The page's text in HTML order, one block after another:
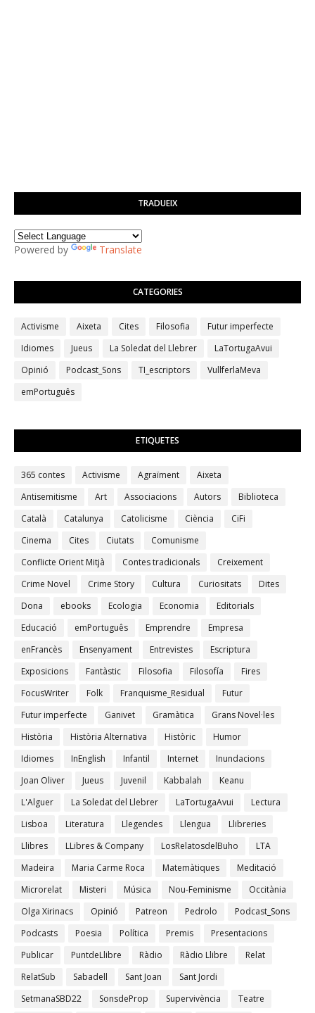
TRADUEIX
Powered by Translate
CATEGORIES
Activisme Aixeta Cites Filosofia
Futur imperfecte
Idiomes
Jueus La Soledat del Llebrer
LaTortugaAvui
Opinió
Podcast_Sons TI_escriptors
VullferlaMeva
emPortuguês
ETIQUETES
365 contes Activisme Agraïment
Aixeta
Antisemitisme
Art Associacions Autors
Biblioteca
Català
Catalunya Catolicisme Ciència
CiFi
Cinema
Cites Ciutats
Comunisme
Conflicte Orient Mitjà
Contes tradicionals
Creixement
Crime Novel
Crime Story Cultura Curiositats
Dites
Dona
ebooks Ecologia Economia
Editorials
Educació
emPortuguês Emprendre
Empresa
enFrancès
Ensenyament Entrevistes
Escriptura
Exposicions
Fantàstic Filosofia Filosofía
Fires
FocusWriter
Folk Franquisme_Residual
Futur
Futur imperfecte
Ganivet Gramàtica
Grans Novel·les
Història
Història Alternativa Històric
Humor
Idiomes
InEnglish Infantil Internet
Inundacions
Joan Oliver
Jueus Juvenil Kabbalah
Keanu
L'Alguer
La Soledat del Llebrer LaTortugaAvui
Lectura
Lisboa
Literatura Llegendes Llengua
Llibreries
Llibres
LLibres & Company LosRelatosdelBuho
LTA
Madeira
Maria Carme Roca Matemàtiques
Meditació
Microrelat
Misteri Música Nou-Feminisme
Occitània
Olga Xirinacs
Opinió Patreon Pedrolo
Podcast_Sons
Podcasts
Poesia Política Premis
Presentacions
Publicar
PuntdeLlibre Ràdio Ràdio Llibre
Relat
RelatSub
Sabadell Sant Joan
Sant Jordi
SetmanaSBD22
SonsdeProp Supervivència
Teatre